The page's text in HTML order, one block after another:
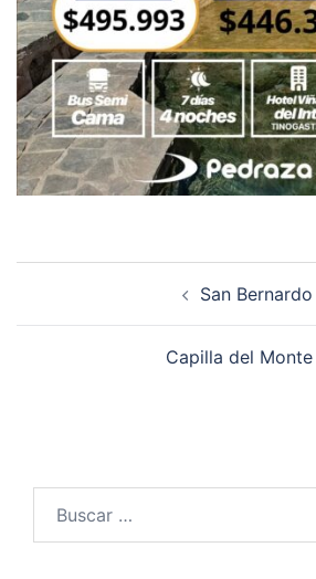
San Bernardo
Capilla del Monte